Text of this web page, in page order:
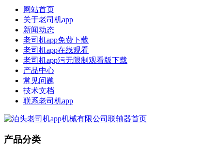
网站首页
关于老司机app
新闻动态
老司机app免费下载
老司机app在线观看
老司机app污无限制观看版下载
产品中心
常见问题
技术文档
联系老司机app
产品分类